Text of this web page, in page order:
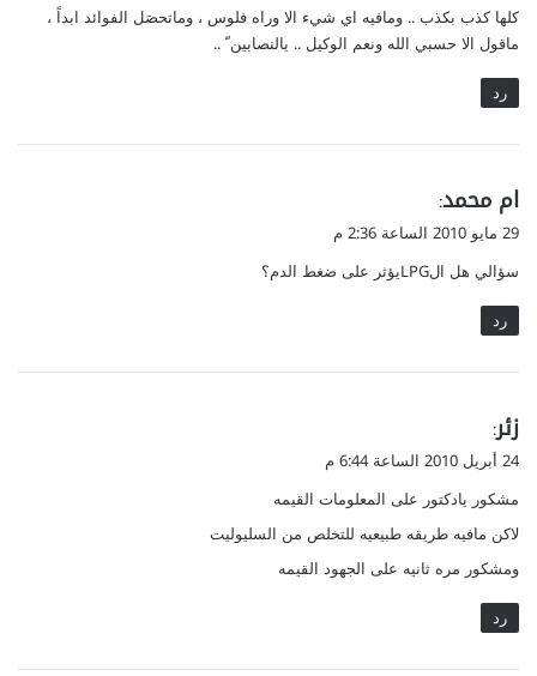
ل
كلها كذب بكذب .. ومافيه اي شيء الا وراه فلوس ، وماتحصَل الفوائد ابداً ،
ماقول الا حسبي الله ونعم الوكيل .. يالنصابين ّ ..
رد
ي
ق
ل
ام محمد:
29 مايو 2010 الساعة 2:36 م
سؤالي هل الLPGيؤثر على ضغط الدم؟
رد
ي
ق
ل
زئر:
24 أبريل 2010 الساعة 6:44 م
مشكور يادكتور على المعلومات القيمه
لاكن مافيه طريقه طبيعيه للتخلص من السليوليت
ومشكور مره ثانيه على الجهود القيمه
رد